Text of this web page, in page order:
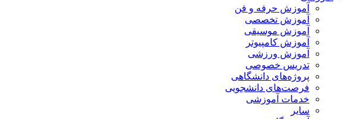
آموزش حرفه و فن
آموزش تخصصی
آموزش موسیقی
آموزش کامپیوتر
آموزش ورزشی
تدریس خصوصی
پروژه‌های دانشگاهی
فرصت‌های دانشجویی
خدمات آموزشی
سایر